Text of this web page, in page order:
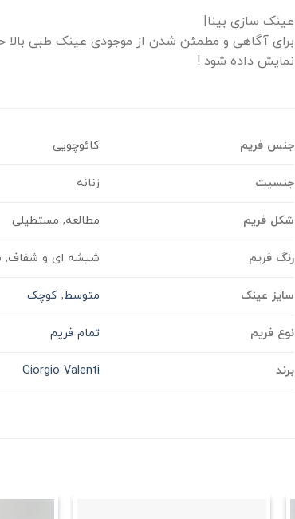
عینک سازی بینا|
برای آگاهی و مطمئن شدن از موجودی عینک طبی بالا
نمایش داده شود !
جنس فریم کائوچویی
جنسیت زنانه
شکل فریم مطالعه, مستطیلی
رنگ فریم شیشه ای و شفاف,
سایز عینک متوسط, کوچک
نوع فریم تمام فریم
برند Giorgio Valenti